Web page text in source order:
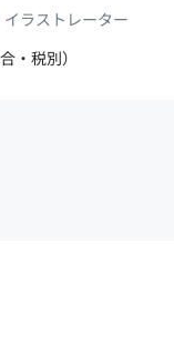
ラストレーター
・税別）